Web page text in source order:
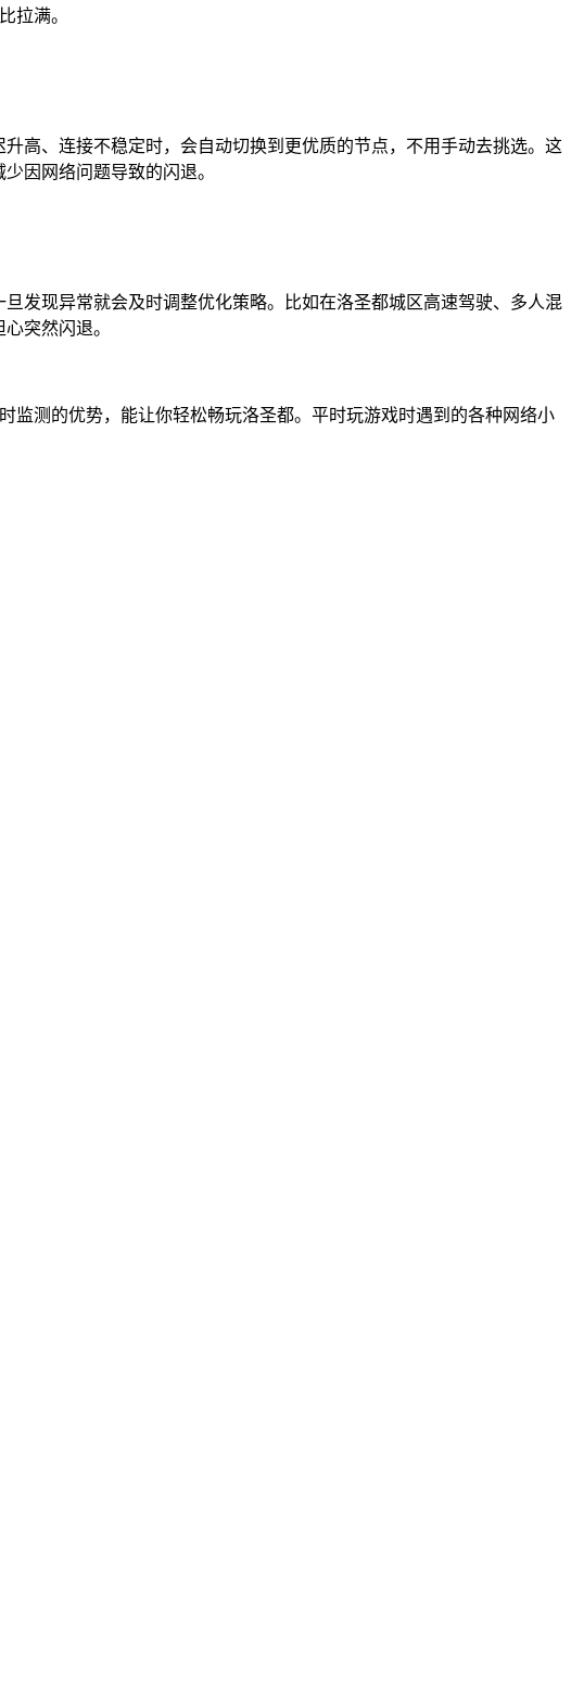
拉满。
高、连接不稳定时，会自动切换到更优质的节点，不用手动去挑选。这
因网络问题导致的闪退。
发现异常就会及时调整优化策略。比如在洛圣都城区高速驾驶、多人混
突然闪退。
监测的优势，能让你轻松畅玩洛圣都。平时玩游戏时遇到的各种网络小